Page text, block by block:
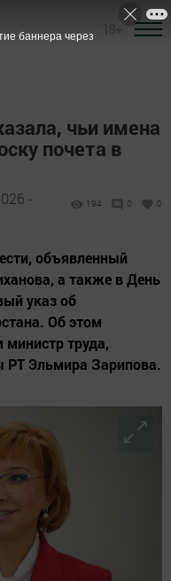
чьи имена
почета в
-
194 0 0
объявленный
а также в День
указ об
Об этом
труда,
РТ Эльмира Зарипова.
баннера через